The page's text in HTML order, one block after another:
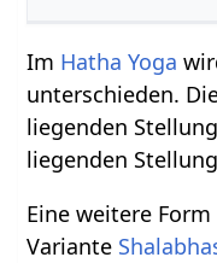
Im Hatha Yoga
unterschieden.
liegenden
liegenden
Eine weitere
Variante